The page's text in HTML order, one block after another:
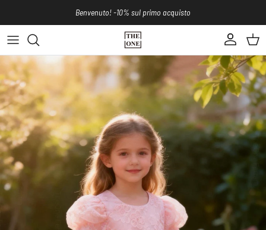
Benvenuto! -10% sul primo acquisto
Account
Passa alle informazioni sul prodotto